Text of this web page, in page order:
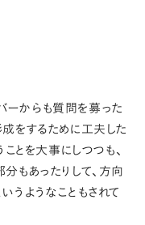
ーからも質問を募った
をするために工夫した
ことを大事にしつつも、
もあったりして、方向
うようなこともされて